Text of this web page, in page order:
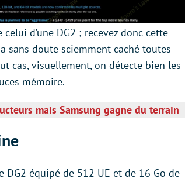
d’une DG2 ; recevez donc cette
sans doute sciemment caché toutes
cas, visuellement, on détecte bien les
mémoire.
mais Samsung gagne du terrain
équipé de 512 UE et de 16 Go de